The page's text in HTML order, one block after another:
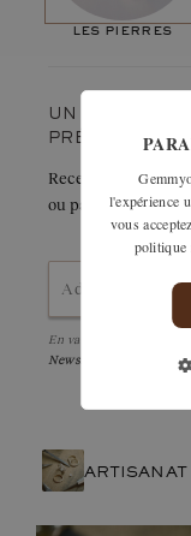
de cette création.”
les pierres
UN COUP DE
Recevez
ou partagez-la
En validant, j'accepte la
Newsletter
l'expérience
vous
politique